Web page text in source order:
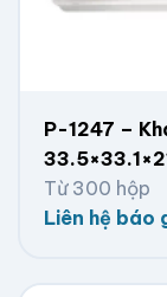
P-1247 –
Từ 300 hộp
Liên hệ báo